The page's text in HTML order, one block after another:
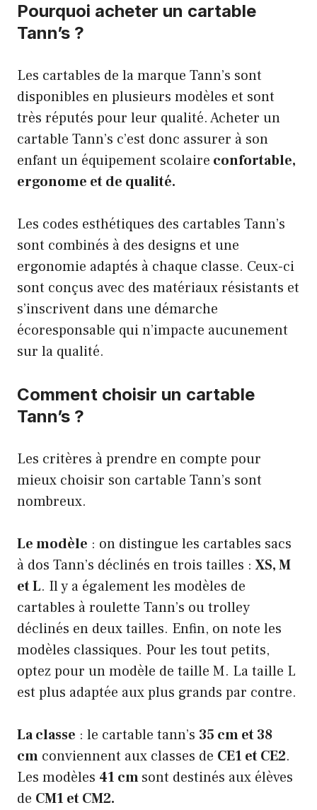
Pourquoi acheter un cartable
Tann’s ?
Les cartables de la marque Tann’s sont
disponibles en plusieurs modèles et sont
très réputés pour leur qualité. Acheter un
cartable Tann’s c’est donc assurer à son
enfant un équipement scolaire confortable,
ergonome et de qualité.
Les codes esthétiques des cartables Tann’s
sont combinés à des designs et une
ergonomie adaptés à chaque classe. Ceux-ci
sont conçus avec des matériaux résistants et
s’inscrivent dans une démarche
écoresponsable qui n’impacte aucunement
sur la qualité.
Comment choisir un cartable
Tann’s ?
Les critères à prendre en compte pour
mieux choisir son cartable Tann’s sont
nombreux.
Le modèle : on distingue les cartables sacs
à dos Tann’s déclinés en trois tailles : XS, M
et L. Il y a également les modèles de
cartables à roulette Tann’s ou trolley
déclinés en deux tailles. Enfin, on note les
modèles classiques. Pour les tout petits,
optez pour un modèle de taille M. La taille L
est plus adaptée aux plus grands par contre.
La classe : le cartable tann’s 35 cm et 38
cm conviennent aux classes de CE1 et CE2.
Les modèles 41 cmsont destinés aux élèves
de CM1 et CM2.